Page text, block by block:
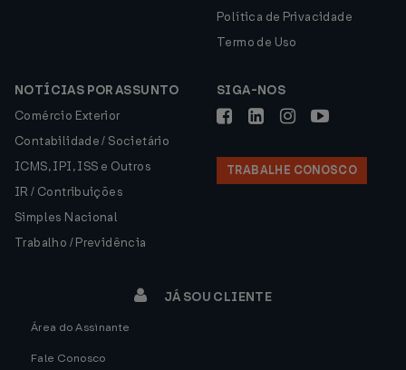
Política de Privacidade
Termo de Uso
NOTÍCIAS POR ASSUNTO
Comércio Exterior
Contabilidade / Societário
ICMS, IPI, ISS e Outros
IR / Contribuições
Simples Nacional
Trabalho / Previdência
SIGA-NOS
TRABALHE CONOSCO
JÁ SOU CLIENTE
Área do Assinante
Fale Conosco